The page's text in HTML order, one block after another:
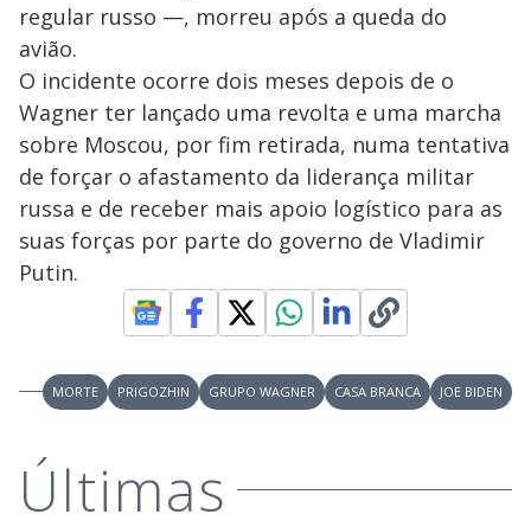
regular russo —, morreu após a queda do
avião.
O incidente ocorre dois meses depois de o
Wagner ter lançado uma revolta e uma marcha
sobre Moscou, por fim retirada, numa tentativa
de forçar o afastamento da liderança militar
russa e de receber mais apoio logístico para as
suas forças por parte do governo de Vladimir
Putin.
MORTE PRIGOZHIN GRUPO WAGNER CASA BRANCA JOE BIDEN
Últimas